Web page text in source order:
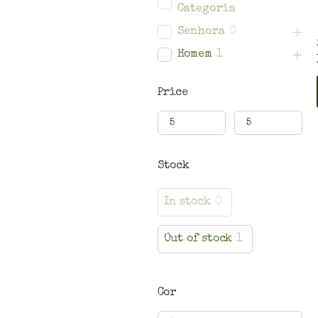
Categoria
Senhora 0
Homem 1
Price
Stock
In stock 0
Out of stock 1
Cor